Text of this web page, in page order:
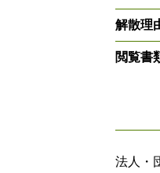
解散理
閲覧書
法人・